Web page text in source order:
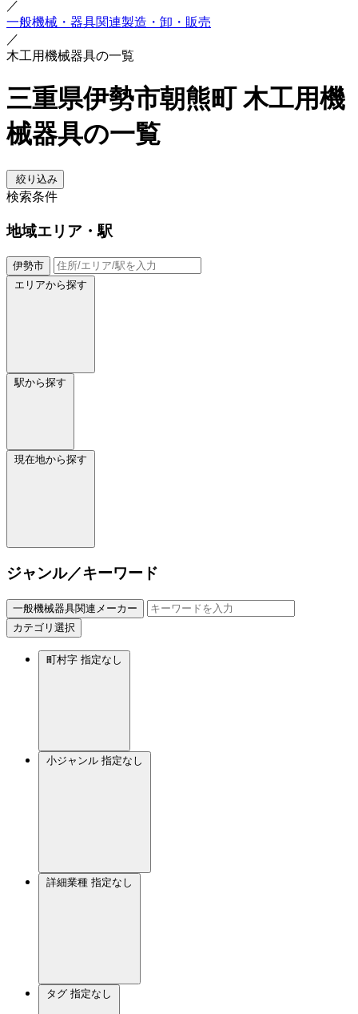
／
一般機械・器具関連製造・卸・販売
／
木工用機械器具の一覧
三重県伊勢市朝熊町 木工用機
械器具の一覧
絞り込み
検索条件
地域エリア・駅
伊勢市
エリアから探す
駅から探す
現在地から探す
ジャンル／キーワード
一般機械器具関連メーカー
カテゴリ選択
町村字 指定なし
小ジャンル 指定なし
詳細業種 指定なし
タグ 指定なし